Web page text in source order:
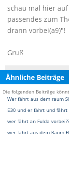
schau mal hier auf
passendes zum
drann vorbei(a9)"!
Gruß
Ähnliche Beiträge
Die folgenden Beiträge
Wer fährt aus dem raum
E30 und er fährt und
wer fährt an Fulda
wer fährt aus dem Raum